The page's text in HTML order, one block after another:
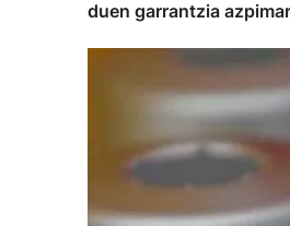
duen garrantzia